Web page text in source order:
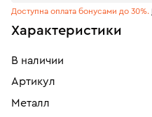
Доступна оплата бонусами до 30%.
Характеристики
В наличии
Артикул
Металл